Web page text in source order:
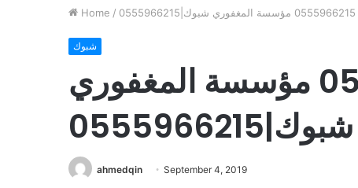
Home /
شبوك
شبوك – 0555966215 مؤسسة المغفوري
شبوك|0555966215
ahmedqin September 4, 2019